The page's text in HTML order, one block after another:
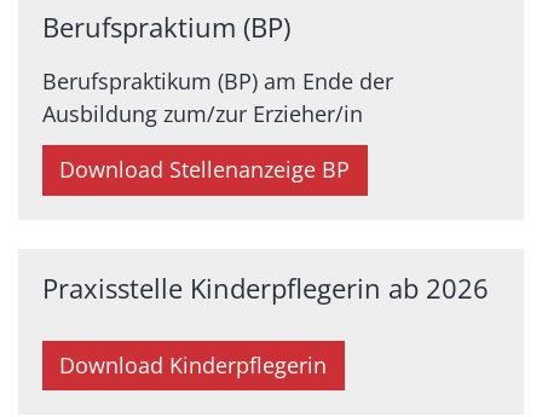
Berufspraktium (BP)
Berufspraktikum (BP) am Ende der
Ausbildung zum/zur Erzieher/in
Download Stellenanzeige BP
Praxisstelle Kinderpflegerin ab 2026
Download Kinderpflegerin